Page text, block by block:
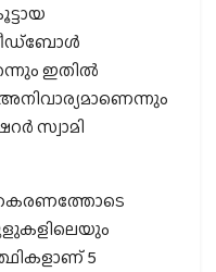
ഇതിൽ
സ്വാമി
5